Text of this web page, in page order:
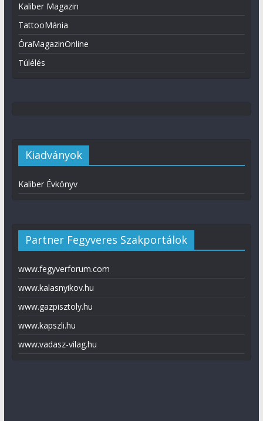
Kaliber Magazin
TattooMánia
ÓraMagazinOnline
Túlélés
Kiadványok
Kaliber Évkönyv
Partner Fegyveres Szakportálok
www.fegyverforum.com
www.kalasnyikov.hu
www.gazpisztoly.hu
www.kapszli.hu
www.vadasz-vilag.hu